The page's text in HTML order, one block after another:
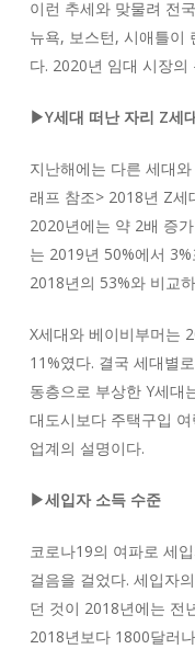
이런 추세와 맞물려 전
뉴욕, 보스턴, 시애틀이
다. 2020년 임대 시장의
▶Y세대 떠난 자리 Z세
지난해에는 다른 세대
래프 참조> 2018년 Z세
2020년에는 약 2배 증
는 2019년 50%에서
2018년의 53%와 비교
X세대와 베이비부머는
11%였다. 결국 세대별
동층으로 부상한 Y세대
대도시보다 주택구입
업계의 설명이다.
▶세입자 소득 수준
코로나19의 여파로 세
걸음을 걸었다. 세입자
던 것이 2018년에는 전
2018년보다 1800달러